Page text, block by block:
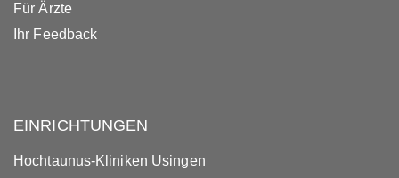
Für Ärzte
Ihr Feedback
EINRICHTUNGEN
Hochtaunus-Kliniken Usingen